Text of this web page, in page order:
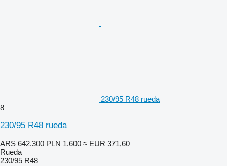
230/95 R48 rueda
8
230/95 R48 rueda
ARS 642.300 PLN 1.600 ≈ EUR 371,60
Rueda
230/95 R48